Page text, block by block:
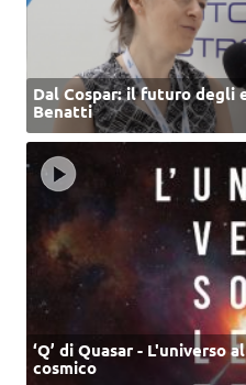
Dal Cospar: il futuro degli
Benatti
‘Q’ di Quasar -
cosmico